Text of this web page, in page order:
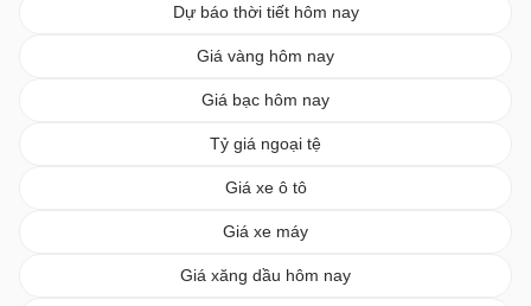
Dự báo thời tiết hôm nay
Giá vàng hôm nay
Giá bạc hôm nay
Tỷ giá ngoại tệ
Giá xe ô tô
Giá xe máy
Giá xăng dầu hôm nay